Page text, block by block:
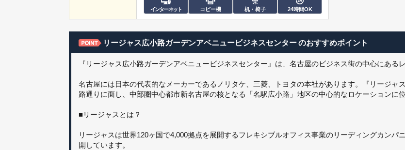
インターネット コピー機 机・椅子 24時間OK
リージャス広小路ガーデンアベニュービジネスセンターのおすすめポイント
『リージャス広小路ガーデンアベニュービジネスセンター』は、名古屋のビジネス街の中心にある
名古屋には日本の代表的なメーカーであるノリタケ、三菱、トヨタの本社があります。『リージャ
路通りに面し、中部圏中心都市新名古屋の核となる「名駅広小路」地区の中心的なロケーションに位
■リージャスとは？
リージャスは世界120ヶ国で4,000拠点を展開するフレキシブルオフィス事業のリーディングカンパ
開しています。